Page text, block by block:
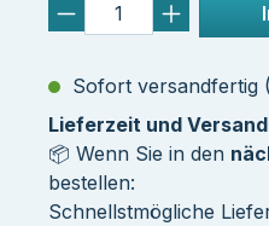
Sofort versandfertig
Lieferzeit und
📦 Wenn Sie in den
bestellen:
Schnellstmögliche